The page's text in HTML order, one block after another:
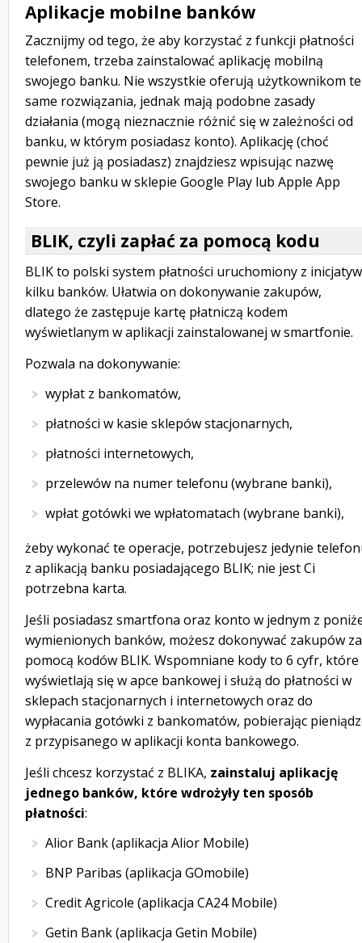
Aplikacje mobilne banków
Zacznijmy od tego, że aby korzystać z funkcji płatności
telefonem, trzeba zainstalować aplikację mobilną
swojego banku. Nie wszystkie oferują użytkownikom te
same rozwiązania, jednak mają podobne zasady
działania (mogą nieznacznie różnić się w zależności od
banku, w którym posiadasz konto). Aplikację (choć
pewnie już ją posiadasz) znajdziesz wpisując nazwę
swojego banku w sklepie Google Play lub Apple App
Store.
BLIK, czyli zapłać za pomocą kodu
BLIK to polski system płatności uruchomiony z
kilku banków. Ułatwia on dokonywanie zakupów,
dlatego że zastępuje kartę płatniczą kodem
wyświetlanym w aplikacji zainstalowanej w smartfonie.
Pozwala na dokonywanie:
wypłat z bankomatów,
płatności w kasie sklepów stacjonarnych,
płatności internetowych,
przelewów na numer telefonu (wybrane banki),
wpłat gotówki we wpłatomatach (wybrane banki),
żeby wykonać te operacje, potrzebujesz jedynie
z aplikacją banku posiadającego BLIK; nie jest Ci
potrzebna karta.
Jeśli posiadasz smartfona oraz konto w jednym z
wymienionych banków, możesz dokonywać zakupów za
pomocą kodów BLIK. Wspomniane kody to 6 cyfr, które
wyświetlają się w apce bankowej i służą do płatności w
sklepach stacjonarnych i internetowych oraz do
wypłacania gotówki z bankomatów, pobierając
z przypisanego w aplikacji konta bankowego.
Jeśli chcesz korzystać z BLIKA, zainstaluj aplikację
jednego banków, które wdrożyły ten sposób
płatności:
Alior Bank (aplikacja Alior Mobile)
BNP Paribas (aplikacja GOmobile)
Credit Agricole (aplikacja CA24 Mobile)
Getin Bank (aplikacja Getin Mobile)